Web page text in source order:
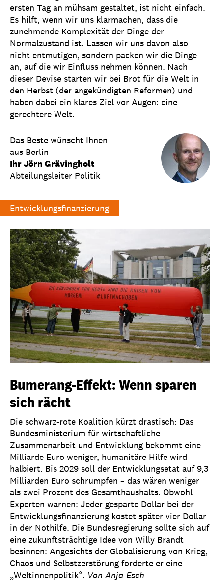
ersten Tag an mühsam gestaltet, ist nicht einfach.
Es hilft, wenn wir uns klarmachen, dass die
zunehmende Komplexität der Dinge der
Normalzustand ist. Lassen wir uns davon also
nicht entmutigen, sondern packen wir die Dinge
an, auf die wir Einfluss nehmen können. Nach
dieser Devise starten wir bei Brot für die Welt in
den Herbst (der angekündigten Reformen) und
haben dabei ein klares Ziel vor Augen: eine
gerechtere Welt.
Das Beste wünscht Ihnen
aus Berlin
Ihr Jörn Grävingholt
Abteilungsleiter Politik
Entwicklungsfinanzierung
Bumerang-Effekt: Wenn sparen
sich rächt
Die schwarz-rote Koalition kürzt drastisch: Das
Bundesministerium für wirtschaftliche
Zusammenarbeit und Entwicklung bekommt eine
Milliarde Euro weniger, humanitäre Hilfe wird
halbiert. Bis 2029 soll der Entwicklungsetat auf 9,3
Milliarden Euro schrumpfen – das wären weniger
als zwei Prozent des Gesamthaushalts. Obwohl
Experten warnen: Jeder gesparte Dollar bei der
Entwicklungsfinanzierung kostet später vier Dollar
in der Nothilfe. Die Bundesregierung sollte sich auf
eine zukunftsträchtige Idee von Willy Brandt
besinnen: Angesichts der Globalisierung von Krieg,
Chaos und Selbstzerstörung forderte er eine
„Weltinnenpolitik“. Von Anja Esch